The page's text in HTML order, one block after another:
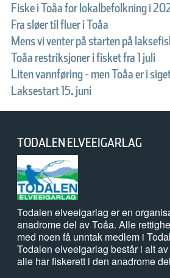
Fiske i Toåa for lokalbefolkning i
Fra sløer til fluer i Toåa
Mens vi venter på starten på
Toåa restriksjoner i fisket fra 1 juli
Liten vannføring - men Toåa er i
Laksestart 15. juni
TODALEN ELVEEIGARLAG
Todalen elveeigarlag er en
anadrome del av Toåa. Alle
med noen få unntak medlem i
Todalen elveeigarlag består i alt
alle har fiskerett i den anadrome